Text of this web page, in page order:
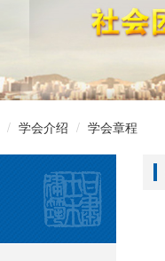
学会介绍 学会章程